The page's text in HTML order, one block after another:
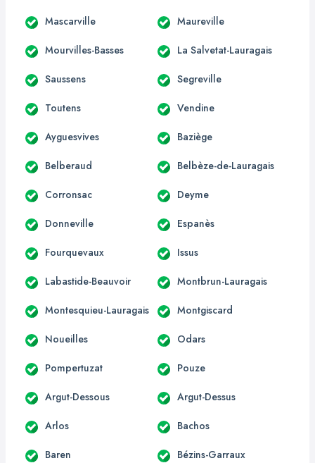
Mascarville Maureville
Mourvilles-Basses La Salvetat-Lauragais
Saussens Segreville
Toutens Vendine
Ayguesvives Baziège
Belberaud Belbèze-de-Lauragais
Corronsac Deyme
Donneville Espanès
Fourquevaux Issus
Labastide-Beauvoir Montbrun-Lauragais
Montesquieu-Lauragais Montgiscard
Noueilles Odars
Pompertuzat Pouze
Argut-Dessous Argut-Dessus
Arlos Bachos
Baren Bézins-Garraux